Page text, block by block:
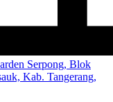
Serpong, Blok
Kab. Tangerang,